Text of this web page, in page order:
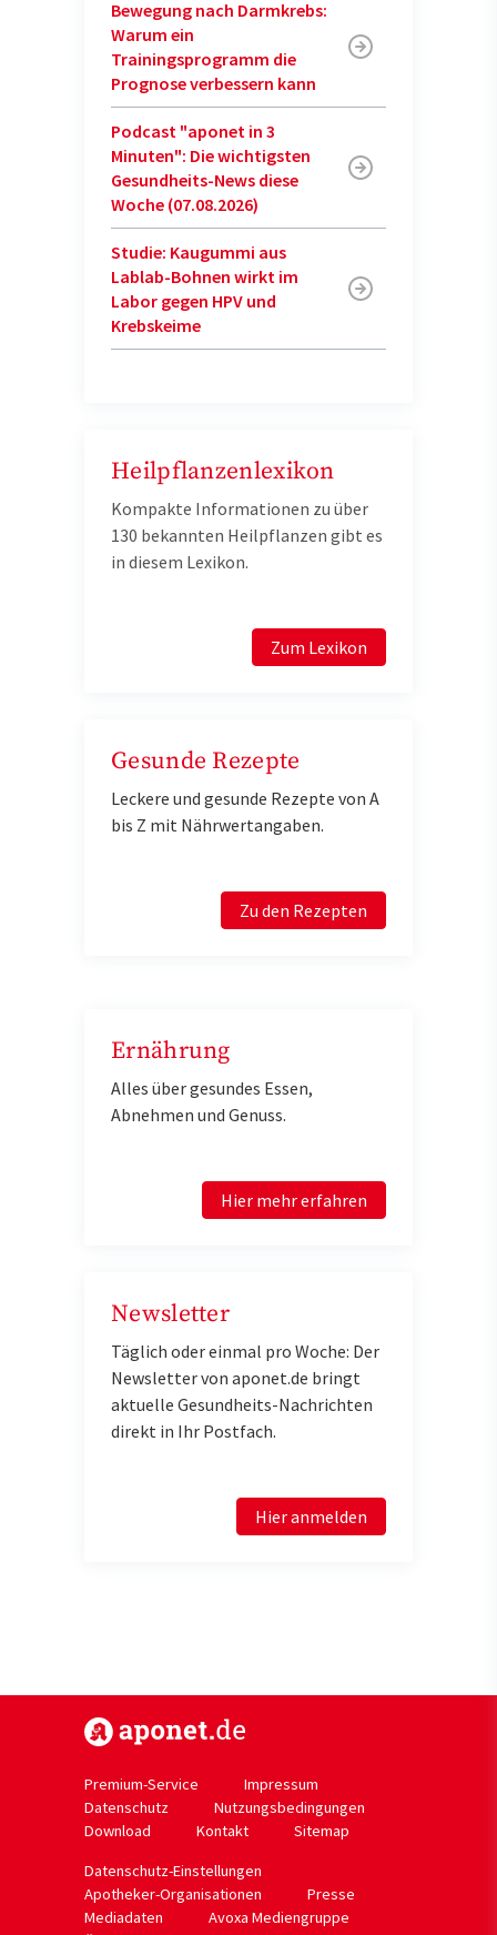
Bewegung nach Darmkrebs:
Warum ein
Trainingsprogramm die
Prognose verbessern kann
Podcast "aponet in 3
Minuten": Die wichtigsten
Gesundheits-News diese
Woche (07.08.2026)
Studie: Kaugummi aus
Lablab-Bohnen wirkt im
Labor gegen HPV und
Krebskeime
Heilpflanzenlexikon
Kompakte Informationen zu über
130 bekannten Heilpflanzen gibt es
in diesem Lexikon.
Zum Lexikon
Gesunde Rezepte
Leckere und gesunde Rezepte von A
bis Z mit Nährwertangaben.
Zu den Rezepten
Ernährung
Alles über gesundes Essen,
Abnehmen und Genuss.
Hier mehr erfahren
Newsletter
Täglich oder einmal pro Woche: Der
Newsletter von aponet.de bringt
aktuelle Gesundheits-Nachrichten
direkt in Ihr Postfach.
Hier anmelden
Premium-Service
Impressum
Datenschutz
Nutzungsbedingungen
Download
Kontakt
Sitemap
Datenschutz-Einstellungen
Apotheker-Organisationen
Presse
Mediadaten
Avoxa Mediengruppe